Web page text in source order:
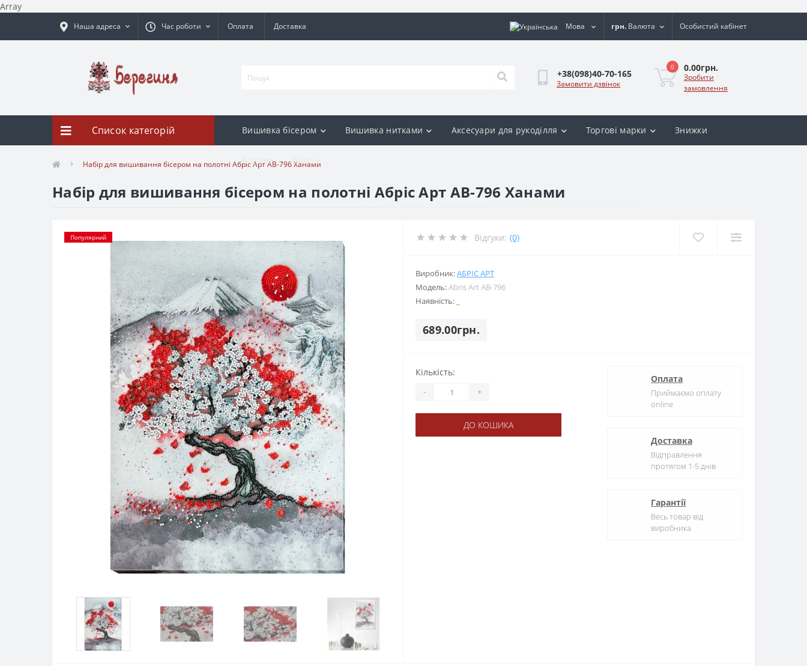
Array
Наша адреса Час роботи Оплата Доставка Мова грн. Валюта Особистий кабінет
+38(098)40-70-165
Замовити дзвінок
0 0.00грн.
Зробити
замовлення
Список категорій Вишивка бісером Вишивка нитками Аксесуари для рукоділля Торгові марки Знижки
Відгуки Блог
Набір для вишивання бісером на полотні Абріс Арт АВ-796 Ханами
Набір для вишивання бісером на полотні Абріс Арт АВ-796 Ханами
Популярний Відгуки: (0)
Виробник:АБРІС АРТ
Модель:Abris Art АВ-796
Наявність:
689.00грн.
Кількість:
- +
ДО КОШИКА
Оплата
Приймаємо оплату
online
Доставка
Відправлення
протягом 1-5 днів
Гарантії
Весь товар від
виробника